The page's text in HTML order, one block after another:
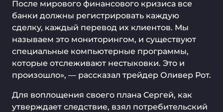
После мирового финансового кризиса все
банки должны регистрировать каждую
сделку, каждый перевод их клиентов. Мы
называем это мониторингом, и существуют
специальные компьютерные программы,
которые отслеживают нестыковки. Это и
произошло», — рассказал трейдер Оливер Рот.
Для воплощения своего плана Сергей, как
утверждает следствие, взял потребительский